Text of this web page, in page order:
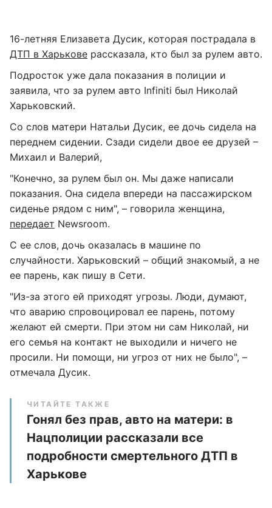
16-летняя Елизавета Дусик, которая пострадала в
ДТП в Харькове рассказала, кто был за рулем авто.
Подросток уже дала показания в полиции и
заявила, что за рулем авто Infiniti был Николай
Харьковский.
Со слов матери Натальи Дусик, ее дочь сидела на
переднем сидении. Сзади сидели двое ее друзей –
Михаил и Валерий,
"Конечно, за рулем был он. Мы даже написали
показания. Она сидела впереди на пассажирском
сиденье рядом с ним", – говорила женщина,
передает Newsroom.
С ее слов, дочь оказалась в машине по
случайности. Харьковский – общий знакомый, а не
ее парень, как пишу в Сети.
"Из-за этого ей приходят угрозы. Люди, думают,
что аварию спровоцировал ее парень, потому
желают ей смерти. При этом ни сам Николай, ни
его семья на контакт не выходили и ничего не
просили. Ни помощи, ни угроз от них не было", –
отмечала Дусик.
ЧИТАЙТЕ ТАКЖЕ
Гонял без прав, авто на матери: в
Нацполиции рассказали все
подробности смертельного ДТП в
Харькове